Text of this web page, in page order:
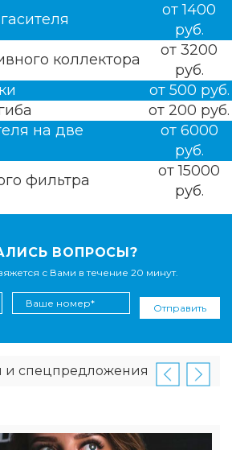
от 1400
руб.
коллектора
от 3200
руб.
от 500 руб.
от 200 руб.
на две
от 6000
руб.
фильтра
от 15000
руб.
ВОПРОСЫ?
с Вами в течение 20 минут.
Отправить
и спецпредложения